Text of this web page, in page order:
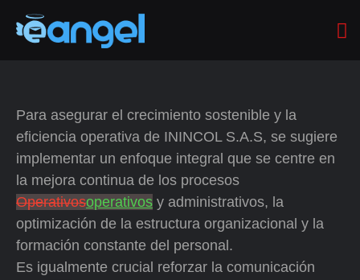
Para asegurar el crecimiento sostenible y la
eficiencia operativa de ININCOL S.A.S, se sugiere
implementar un enfoque integral que se centre en
la mejora continua de los procesos
Operativosoperativos y administrativos, la
optimización de la estructura organizacional y la
formación constante del personal.
Es igualmente crucial reforzar la comunicación